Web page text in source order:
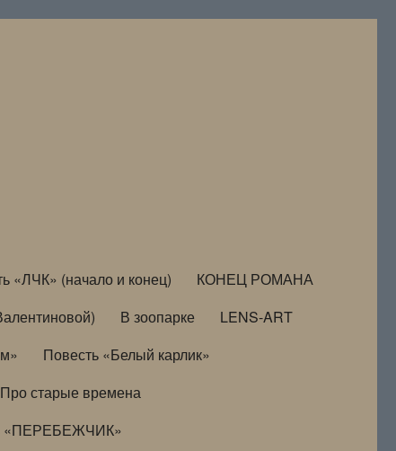
«ЛЧК» (начало и конец)
КОНЕЦ РОМАНА
В зоопарке
LENS-ART
Повесть «Белый карлик»
Про старые времена
«ПЕРЕБЕЖЧИК»